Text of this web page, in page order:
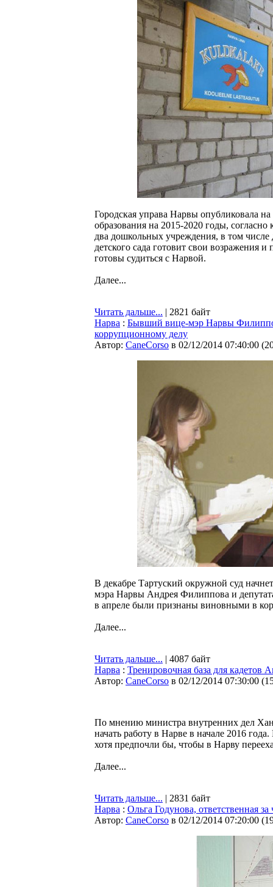
Городская управа Нарвы опубликовала
образования на 2015-2020 годы, согласно
два дошкольных учреждения, в том числе
детского сада готовит свои возражения
готовы судиться с Нарвой.
Далее...
Читать дальше... | 2821 байт
Нарва : Бывший вице-мэр Нарвы
коррупционному делу
Автор: CaneCorso в 02/12/2014 07:40:00 (
В декабре Тартуский окружной суд
мэра Нарвы Андрея Филиппова и
в апреле были признаны виновными в
Далее...
Читать дальше... | 4087 байт
Нарва : Тренировочная база для кадетов
Автор: CaneCorso в 02/12/2014 07:30:00 (
По мнению министра внутренних дел
начать работу в Нарве в начале 2016
хотя предпочли бы, чтобы в Нарву
Далее...
Читать дальше... | 2831 байт
Нарва : Ольга Годунова, ответственная
Автор: CaneCorso в 02/12/2014 07:20:00 (